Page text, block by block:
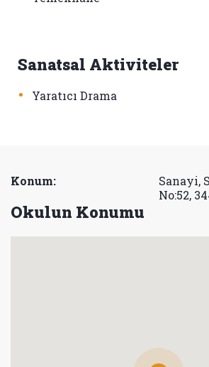
Sanatsal Aktiviteler
• Yaratıcı Drama
Konum:
Sanayi,
No:52,
Okulun Konumu